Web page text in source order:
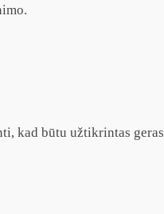
kad būtu užtikrintas geras